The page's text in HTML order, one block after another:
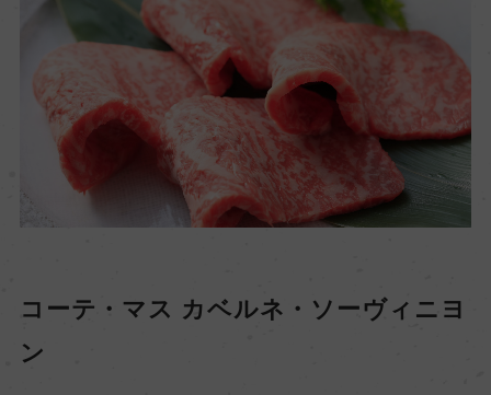
コーテ・マス カベルネ・ソーヴィニヨ
ン